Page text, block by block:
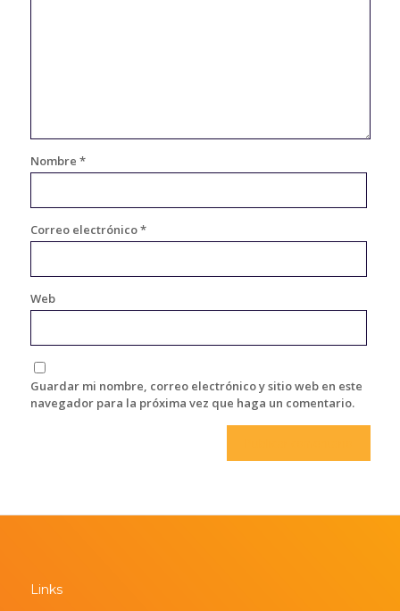
Nombre *
Correo electrónico*
Web
Guardar mi nombre, correo electrónico y sitio web en este
navegador para la próxima vez que haga un comentario.
Links